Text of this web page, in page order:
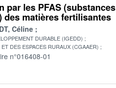
par les PFAS (substances
matières fertilisantes
Céline
DURABLE (IGEDD)
DES ESPACES RURAUX (CGAAER)
n°016408-01